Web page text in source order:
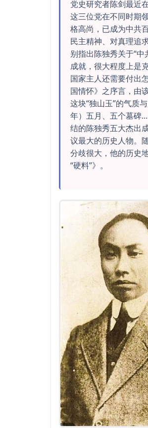
党史研究者陈剑最近
这三位党在不同时期
格高尚，已成为中共
民主精神、对真理追
别指出陈独秀关于“
成就，很大程度上是
国家主人还需要付出
国情怀》之序言，由
这块“独山玉”的气质
年）五月、五个墓碑
结的陈独秀五大杰出
议最大的历史人物。
分歧很大，他的历史
“硬料”》。